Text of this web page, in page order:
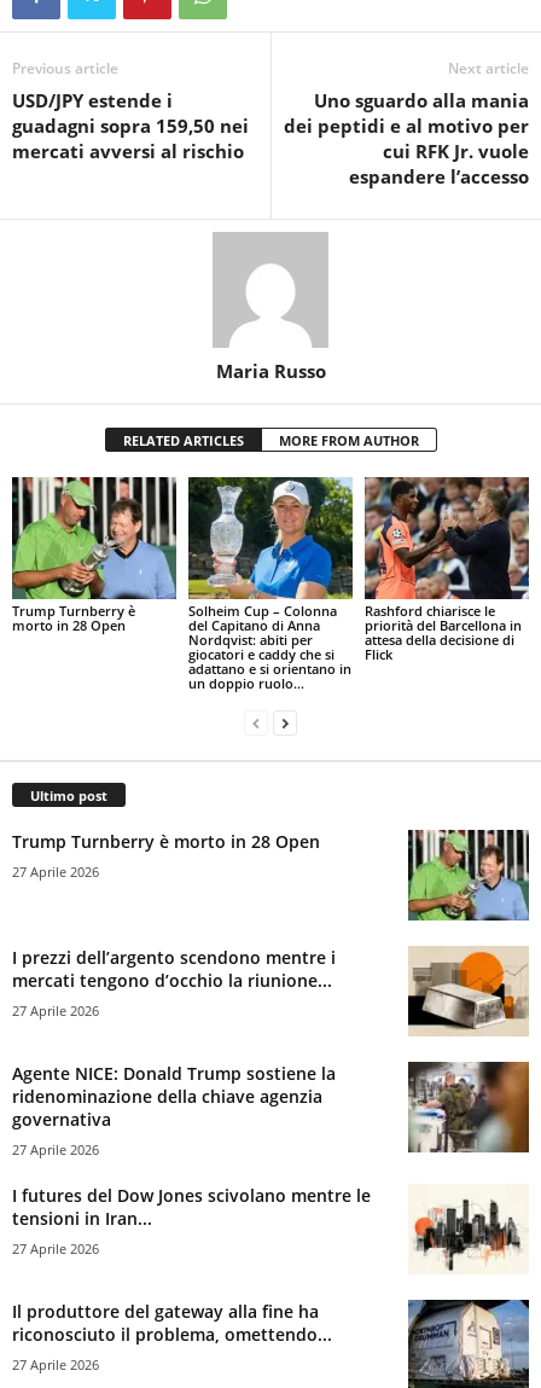
Previous article
USD/JPY estende i
guadagni sopra 159,50 nei
mercati avversi al rischio
Next article
Uno sguardo alla mania
dei peptidi e al motivo per
cui RFK Jr. vuole
espandere l’accesso
Maria Russo
RELATED ARTICLES MORE FROM AUTHOR
Trump Turnberry è
morto in 28 Open
Solheim Cup – Colonna
del Capitano di Anna
Nordqvist: abiti per
giocatori e caddy che si
adattano e si orientano in
un doppio ruolo...
Rashford chiarisce le
priorità del Barcellona in
attesa della decisione di
Flick
Ultimo post
Trump Turnberry è morto in 28 Open
27 Aprile 2026
I prezzi dell’argento scendono mentre i
mercati tengono d’occhio la riunione...
27 Aprile 2026
Agente NICE: Donald Trump sostiene la
ridenominazione della chiave agenzia
governativa
27 Aprile 2026
I futures del Dow Jones scivolano mentre le
tensioni in Iran...
27 Aprile 2026
Il produttore del gateway alla fine ha
riconosciuto il problema, omettendo...
27 Aprile 2026